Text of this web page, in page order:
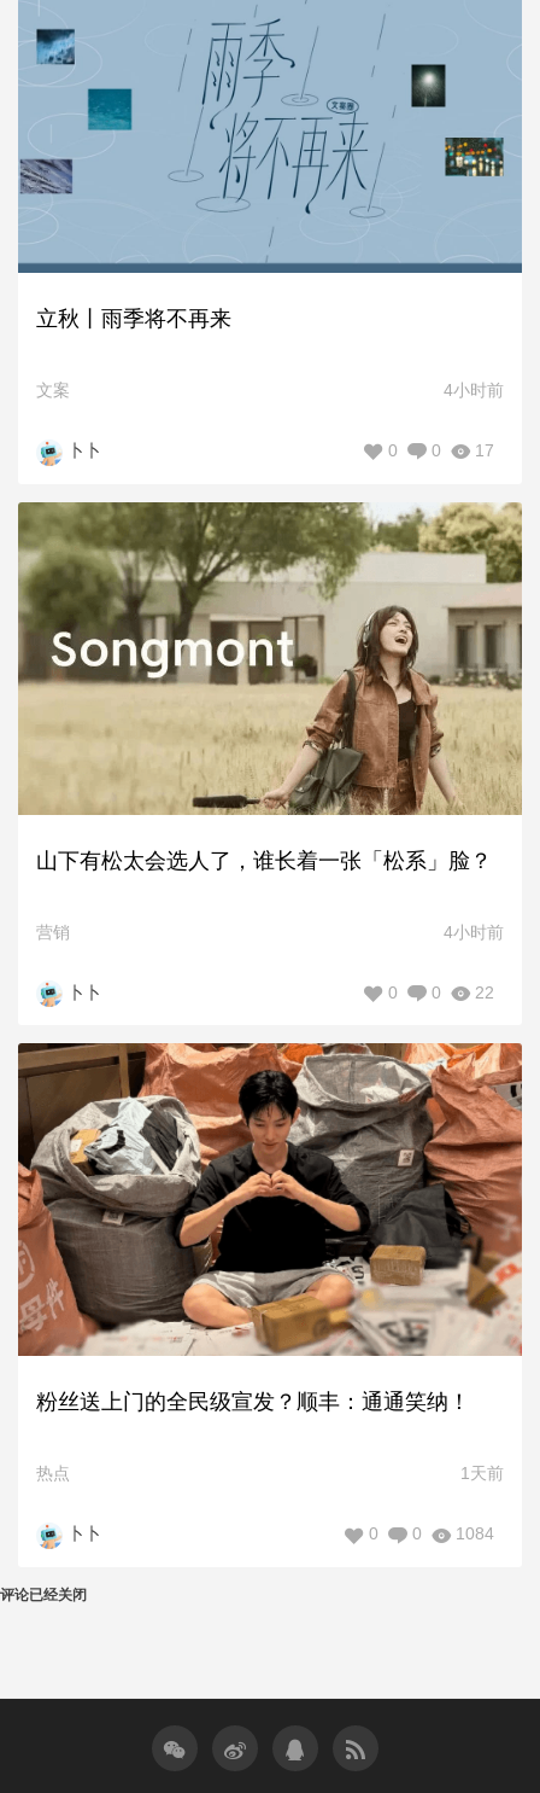
立秋丨雨季将不再来
文案 4小时前
卜卜 17
0
0
山下有松太会选人了，谁长着一张「松系」脸？
营销 4小时前
卜卜 22
0
0
粉丝送上门的全民级宣发？顺丰：通通笑纳！
热点 1天前
卜卜 1084
0
0
评论已经关闭